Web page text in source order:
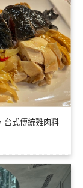
台式傳統雞肉料